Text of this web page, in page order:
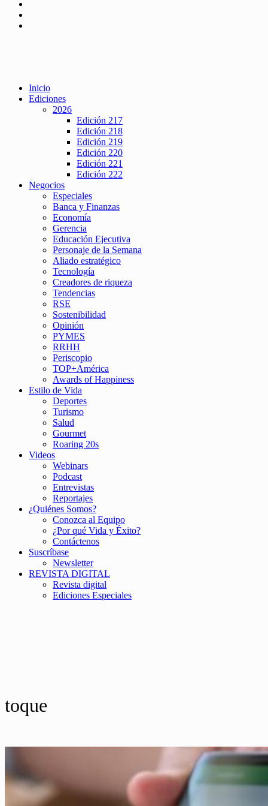
Inicio
Ediciones
2026
Edición 217
Edición 218
Edición 219
Edición 220
Edición 221
Edición 222
Negocios
Especiales
Banca y Finanzas
Economía
Gerencia
Educación Ejecutiva
Personaje de la Semana
Aliado estratégico
Tecnología
Creadores de riqueza
Tendencias
RSE
Sostenibilidad
Opinión
PYMES
RRHH
Periscopio
TOP+América
Awards of Happiness
Estilo de Vida
Deportes
Turismo
Salud
Gourmet
Roaring 20s
Videos
Webinars
Podcast
Entrevistas
Reportajes
¿Quiénes Somos?
Conozca al Equipo
¿Por qué Vida y Éxito?
Contáctenos
Suscríbase
Newsletter
REVISTA DIGITAL
Revista digital
Ediciones Especiales
toque